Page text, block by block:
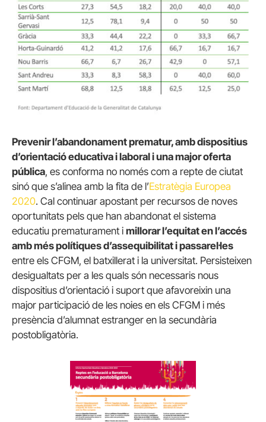
Prevenir l’abandonament prematur, amb dispositius
d’orientació educativa i laboral i una major oferta
pública, es conforma no només com a repte de ciutat
sinó que s’alinea amb la fita de l’Estratègia Europea
2020. Cal continuar apostant per recursos de noves
oportunitats pels que han abandonat el sistema
educatiu prematurament i millorar l’equitat en l’accés
amb més polítiques d’assequibilitat i passarel·les
entre els CFGM, el batxillerat i la universitat. Persisteixen
desigualtats per a les quals són necessaris nous
dispositius d’orientació i suport que afavoreixin una
major participació de les noies en els CFGM i més
presència d’alumnat estranger en la secundària
postobligatòria.